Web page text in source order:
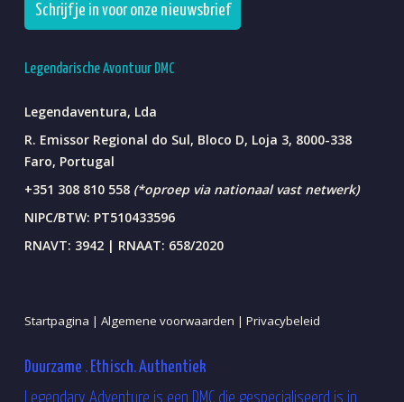
Schrijf je in voor onze nieuwsbrief
Legendarische Avontuur DMC
Legendaventura, Lda
R. Emissor Regional do Sul, Bloco D, Loja 3, 8000-338
Faro, Portugal
+351 308 810 558 (*oproep via nationaal vast netwerk)
NIPC/BTW: PT510433596
RNAVT: 3942 | RNAAT: 658/2020
Startpagina | Algemene voorwaarden | Privacybeleid
Duurzame . Ethisch. Authentiek
Legendary Adventure is een DMC die gespecialiseerd is in